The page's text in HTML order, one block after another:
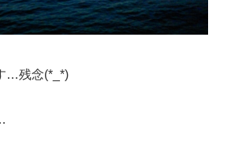
…残念(*_*)